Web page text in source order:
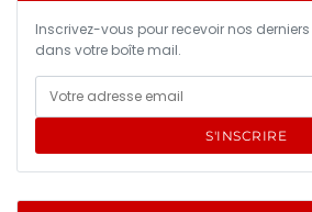
Inscrivez-vous pour recevoir nos
dans votre boîte mail.
S'INSCRIRE